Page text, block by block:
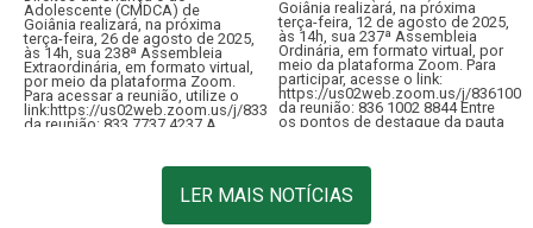
Adolescente (CMDCA) de
Goiânia realizará, na próxima
terça-feira, 26 de agosto de 2025,
às 14h, sua 238ª Assembleia
Extraordinária, em formato virtual,
por meio da plataforma Zoom.
Para acessar a reunião, utilize o
link:https://us02web.zoom.us/j/83377374237ID
da reunião: 833 7737 4237 A
Goiânia realizará, na próxima
terça-feira, 12 de agosto de 2025,
às 14h, sua 237ª Assembleia
Ordinária, em formato virtual, por
meio da plataforma Zoom. Para
participar, acesse o link:
https://us02web.zoom.us/j/
da reunião: 836 1002 8844 Entre
os pontos de destaque da pauta
LER MAIS NOTÍCIAS